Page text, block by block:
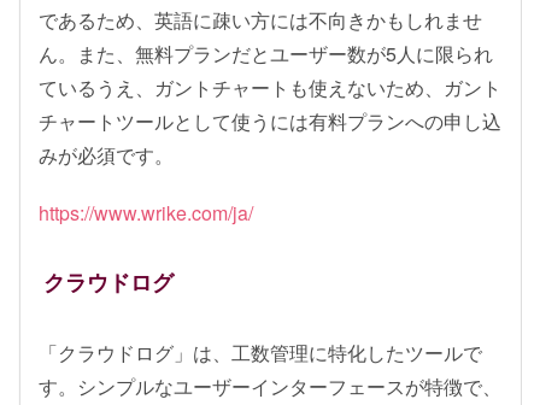
であるため、英語に疎い方には不向きかもしれませ
ん。また、無料プランだとユーザー数が5人に限られ
ているうえ、ガントチャートも使えないため、ガント
チャートツールとして使うには有料プランへの申し込
みが必須です。
https://www.wrike.com/ja/
クラウドログ
「クラウドログ」は、工数管理に特化したツールで
す。シンプルなユーザーインターフェースが特徴で、